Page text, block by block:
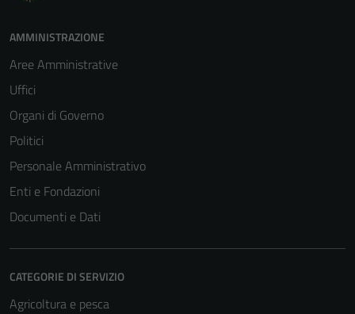
AMMINISTRAZIONE
Aree Amministrative
Uffici
Organi di Governo
Politici
Personale Amministrativo
Enti e Fondazioni
Documenti e Dati
CATEGORIE DI SERVIZIO
Agricoltura e pesca